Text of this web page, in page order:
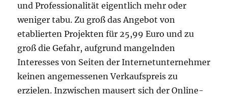
und Professionalität eigentlich mehr oder
weniger tabu. Zu groß das Angebot von
etablierten Projekten für 25,99 Euro und zu
groß die Gefahr, aufgrund mangelnden
Interesses von Seiten der Internetunternehmer
keinen angemessenen Verkaufspreis zu
erzielen. Inzwischen mausert sich der Online-